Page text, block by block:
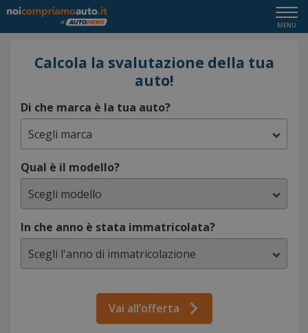
Calcola la svalutazione della tua
auto!
Di che marca è la tua auto?
Qual è il modello?
In che anno è stata immatricolata?
Vai all’offerta